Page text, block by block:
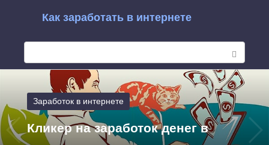
Как заработать в интернете
и
Заработок в интернете
Кликер на заработок денег в